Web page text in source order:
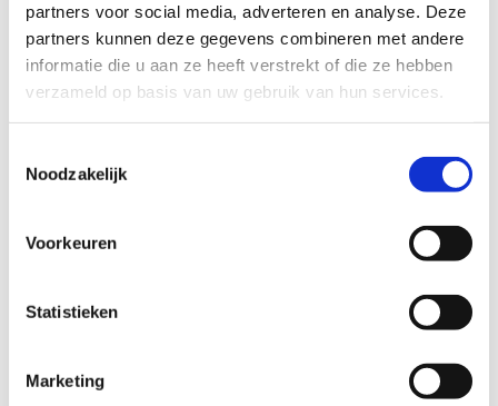
partners voor social media, adverteren en analyse. Deze
partners kunnen deze gegevens combineren met andere
informatie die u aan ze heeft verstrekt of die ze hebben
verzameld op basis van uw gebruik van hun services.
Noodzakelijk
Voorkeuren
Statistieken
Marketing
Het platform dat we gebruiken om deze video af te spelen
maakt gebruik van marketing cookies. Klik in
onderstaande knop op 'Alles toestaan' of zet de 'Marketing
cookies' aan en klik op 'Selectie toestaan'.
Verander cookie settings
Test 5: Rugby estafette
onderstaande knop op 'Alles toestaan' of zet de 'Marketing